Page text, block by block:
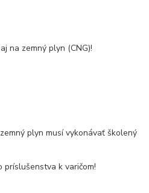
na zemný plyn (CNG)!
plyn musí vykonávať školený
príslušenstva k varičom!